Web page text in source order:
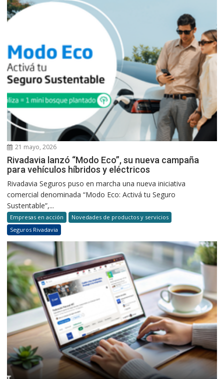
21 mayo, 2026
Rivadavia lanzó “Modo Eco”, su nueva campaña
para vehículos híbridos y eléctricos
Rivadavia Seguros puso en marcha una nueva iniciativa
comercial denominada “Modo Eco: Activá tu Seguro
Sustentable”,...
Empresas en acción
Novedades de productos y servicios
Seguros Rivadavia